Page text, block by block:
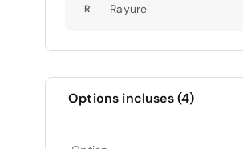
R Rayure
Options incluses (4)